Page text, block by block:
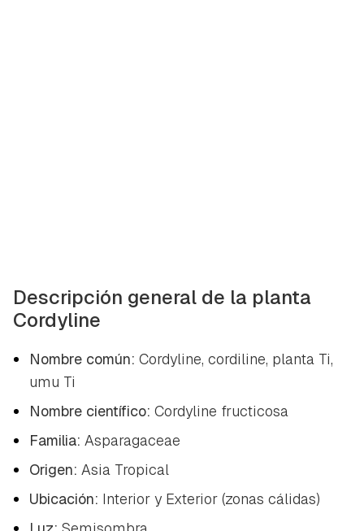
Descripción general de la planta
Cordyline
Nombre común: Cordyline, cordiline, planta Ti,
umu Ti
Nombre científico: Cordyline fructicosa
Familia: Asparagaceae
Origen: Asia Tropical
Ubicación: Interior y Exterior (zonas cálidas)